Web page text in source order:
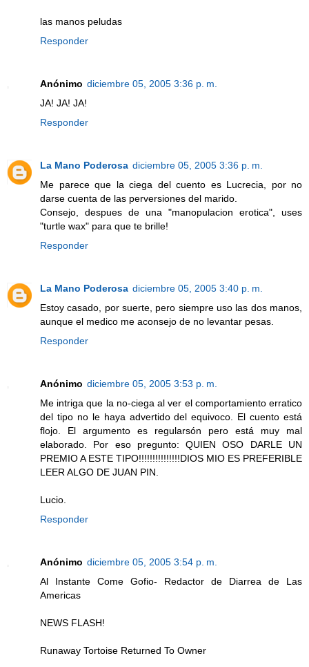
las manos peludas
Responder
Anónimo diciembre 05, 2005 3:36 p. m.
JA! JA! JA!
Responder
La Mano Poderosa diciembre 05, 2005 3:36 p. m.
Me parece que la ciega del cuento es Lucrecia, por no
darse cuenta de las perversiones del marido.
Consejo, despues de una "manopulacion erotica", uses
"turtle wax" para que te brille!
Responder
La Mano Poderosa diciembre 05, 2005 3:40 p. m.
Estoy casado, por suerte, pero siempre uso las dos manos,
aunque el medico me aconsejo de no levantar pesas.
Responder
Anónimo diciembre 05, 2005 3:53 p. m.
Me intriga que la no-ciega al ver el comportamiento erratico
del tipo no le haya advertido del equivoco. El cuento está
flojo. El argumento es regularsón pero está muy mal
elaborado. Por eso pregunto: QUIEN OSO DARLE UN
PREMIO A ESTE TIPO!!!!!!!!!!!!!!!DIOS MIO ES PREFERIBLE
LEER ALGO DE JUAN PIN.
Lucio.
Responder
Anónimo diciembre 05, 2005 3:54 p. m.
Al Instante Come Gofio- Redactor de Diarrea de Las
Americas
NEWS FLASH!
Runaway Tortoise Returned To Owner